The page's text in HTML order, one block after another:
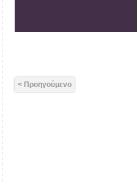
< Προηγούμενο